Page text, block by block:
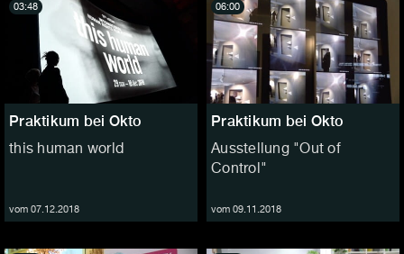
Praktikum bei Okto
this human world
vom 07.12.2018
03:48
Praktikum bei Okto
Ausstellung "Out of
Control"
vom 09.11.2018
06:00